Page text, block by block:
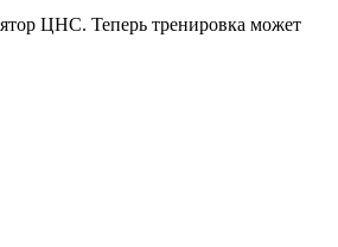
ЦНС. Теперь тренировка может